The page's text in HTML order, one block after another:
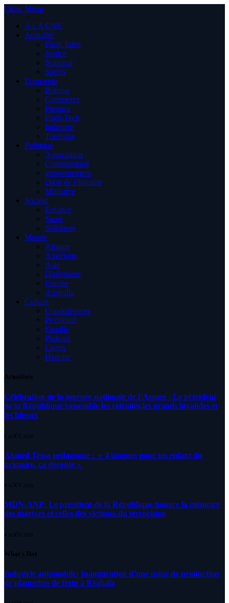
Close Menu
A LA UNE
Actualité
Flash Infos
Justice
National
Sports
Economie
Banque
Commerce
Finance
High-Tech
Industrie
Tourisme
Politique
Association
Communiqué
gouvernement
Droit de l’homme
Ministère
Société
Enfance
Santé
Solidarité
Monde
Afrique
Amérique
Asie
Diplomatie
Europe
Australia
Culture
Condoléances
Proximité
Famille
Podcast
Livres
Histoire
Actualités
Célébration de la journée nationale de l’Armée : Le président
de la République rassemble les retraités,les grands invalides et
les blessés
5 AOÛT 2026
Ahmed Tessa pédagogue : » 4 langues pour un enfant du
primaire, ça déroute «
4 AOÛT 2026
MDN-ANP: Le président de la République honore la mémoire
des martyrs et celles des victimes du terrorisme
4 AOÛT 2026
What's Hot
Industrie automobile: Inauguration d’une usine de production
de plaquettes de frein à Réghaïa